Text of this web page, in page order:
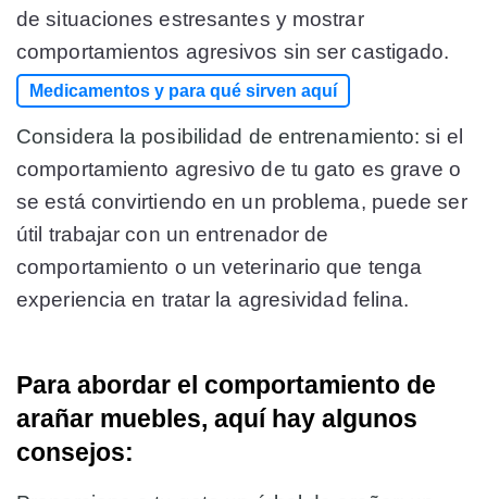
de situaciones estresantes y mostrar
comportamientos agresivos sin ser castigado.
Medicamentos y para qué sirven aquí
Considera la posibilidad de entrenamiento:si el
comportamiento agresivo de tu gato es grave o
se está convirtiendo en un problema, puede ser
útil trabajar con un entrenador de
comportamiento o un veterinario que tenga
experiencia en tratar la agresividad felina.
Para abordar el comportamiento de
arañar muebles, aquí hay algunos
consejos: